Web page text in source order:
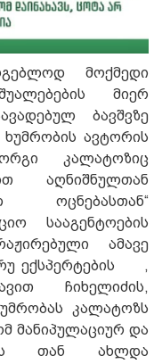
მოქმედი
მიერ
ბავშვზე
ავტორის
კალატოზიც
აღნიშნულთან
ოცნებასთან“
სააგენტოების
ამავე
ექსპერტების ,
ჩიხელიძის,
კალატოზს
მანიპულაციურ და
თან ახლდა